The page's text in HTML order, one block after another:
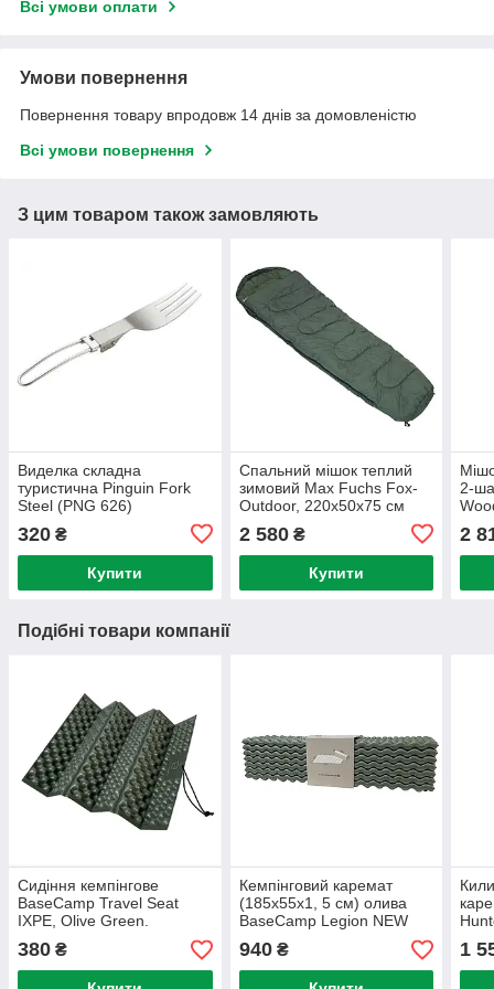
Всі умови оплати
Умови повернення
Повернення товару впродовж 14 днів за домовленістю
Всі умови повернення
З цим товаром також замовляють
Виделка складна
туристична Pinguin Fork
Steel (PNG 626)
320 ₴
Купити
Спальний мішок теплий
зимовий Max Fuchs Fox-
Outdoor, 220х50х75 см
2 580₴
Купити
2-
2
Подібні товари компанії
Сидіння кемпінгове
BaseCamp Travel Seat
IXPE, Olive Green.
380 ₴
Кемпінговий каремат
(185х55х1, 5 см) олива
BaseCamp Legion NEW
XPE
940₴ 1